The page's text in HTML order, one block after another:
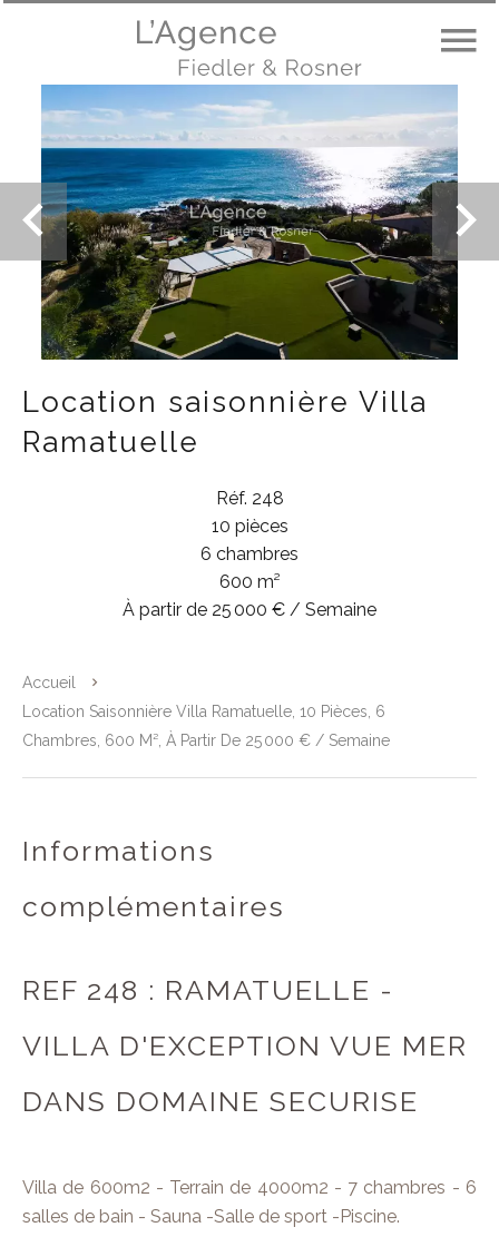
Location saisonnière Villa
Ramatuelle
Réf. 248
10 pièces
6 chambres
600 m²
À partir de 25 000 € / Semaine
Accueil
Location Saisonnière Villa Ramatuelle, 10 Pièces, 6
Chambres, 600 M², À Partir De 25 000 € / Semaine
Informations
complémentaires
REF 248 : RAMATUELLE -
VILLA D'EXCEPTION VUE MER
DANS DOMAINE SECURISE
Villa de 600m2 - Terrain de 4000m2 - 7 chambres - 6
salles de bain - Sauna -Salle de sport -Piscine.